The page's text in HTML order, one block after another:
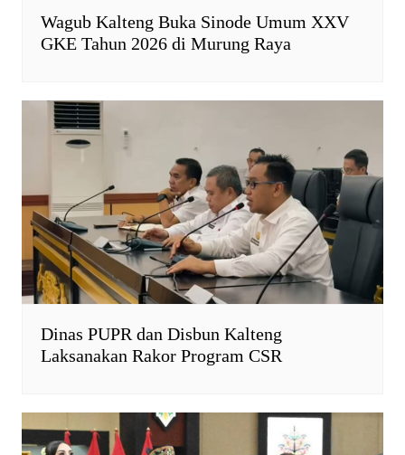
Wagub Kalteng Buka Sinode Umum XXV
GKE Tahun 2026 di Murung Raya
Dinas PUPR dan Disbun Kalteng
Laksanakan Rakor Program CSR